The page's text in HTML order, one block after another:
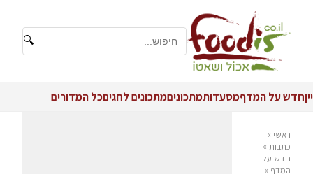
🔍
ייןחדש על המדףמסעדותמתכוניםמתכונים לחגיםכל המדורים
ראשי »
כתבות »
חדש על
המדף »